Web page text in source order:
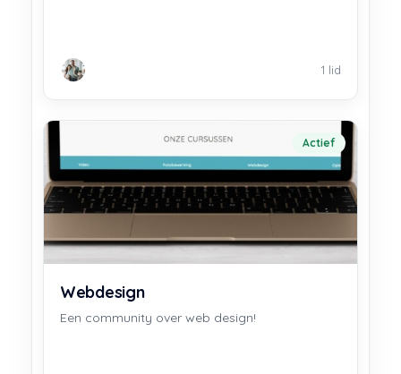
1 lid
Actief
Webdesign
Een community over web design!